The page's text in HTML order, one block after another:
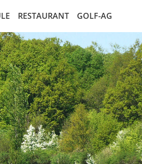
RESTAURANT GOLF-AG
Die AG
Der Aktionär
Marktplatz für Aktien
Satzung der AG
AG Recht